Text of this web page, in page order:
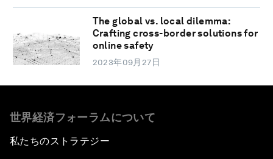
The global vs. local dilemma:
Crafting cross-border solutions for
online safety
2023年09月27日
世界経済フォーラムについて
私たちのストラテジー